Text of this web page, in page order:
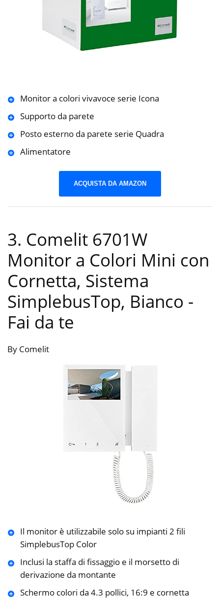
Monitor a colori vivavoce serie Icona
Supporto da parete
Posto esterno da parete serie Quadra
Alimentatore
ACQUISTA DA AMAZON
3. Comelit 6701W
Monitor a Colori Mini con
Cornetta, Sistema
SimplebusTop, Bianco -
Fai da te
By Comelit
Il monitor è utilizzabile solo su impianti 2 fili
SimplebusTop Color
Inclusi la staffa di fissaggio e il morsetto di
derivazione da montante
Schermo colori da 4.3 pollici, 16:9 e cornetta